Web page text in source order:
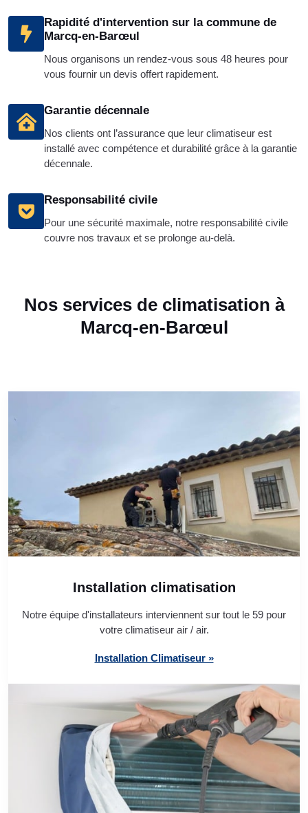
Rapidité d'intervention sur la commune de
Marcq-en-Barœul
Nous organisons un rendez-vous sous 48 heures pour
vous fournir un devis offert rapidement.
Garantie décennale
Nos clients ont l’assurance que leur climatiseur est
installé avec compétence et durabilité grâce à la garantie
décennale.
Responsabilité civile
Pour une sécurité maximale, notre responsabilité civile
couvre nos travaux et se prolonge au-delà.
Nos services de climatisation à
Marcq-en-Barœul
Installation climatisation
Notre équipe d'installateurs interviennent sur tout le 59 pour
votre climatiseur air / air.
Installation Climatiseur »